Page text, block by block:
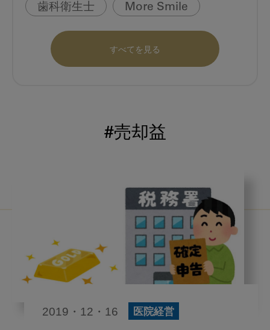
歯科衛生士 More Smile
お悩み相談室 動画 書籍
book
海外歯科事情 咬合の変化
口腔機能発達不全症
スウェーデン
歯周病 鼻うがい
内科 歯科 内科医師
歯科助手
すべてを見る
#売却益
2019・12・16 医院経営